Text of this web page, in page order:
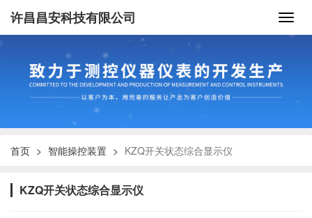
许昌昌安科技有限公司
首页 智能操控装置 KZQ开关状态综合显示仪
KZQ开关状态综合显示仪